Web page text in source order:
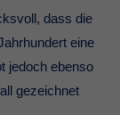
dass die
eine
jedoch ebenso
gezeichnet